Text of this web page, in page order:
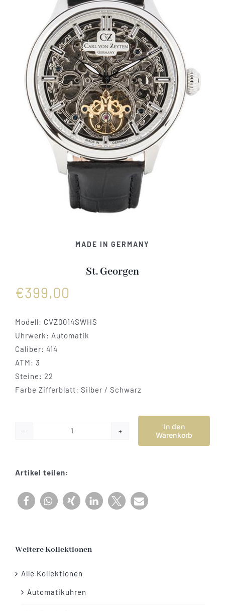
Mechanikuhren
Active Watches
Tourbillons
News
Geschichte
Händler
Kontakt
MADE IN GERMANY
St. Georgen
€399,00
Modell: CVZ0014SWHS
Uhrwerk: Automatik
Caliber: 414
ATM: 3
Steine: 22
Farbe Zifferblatt: Silber / Schwarz
St.
In den
Warenkorb
Artikel teilen:
Weitere Kollektionen
Alle Kollektionen
Automatikuhren